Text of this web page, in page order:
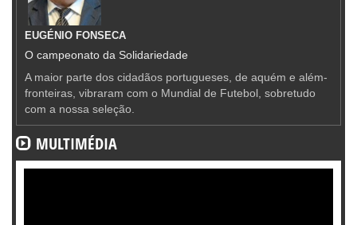
EUGÉNIO FONSECA
O campeonato da Solidariedade
A maior parte dos cidadãos portugueses, de aquém e além-
fronteiras, vibraram com o Mundial de Futebol, sobretudo
com a nossa seleção.
MULTIMÉDIA